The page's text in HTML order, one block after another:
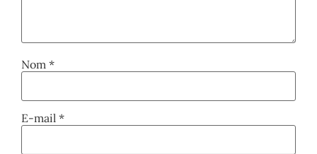
Nom *
E-mail *